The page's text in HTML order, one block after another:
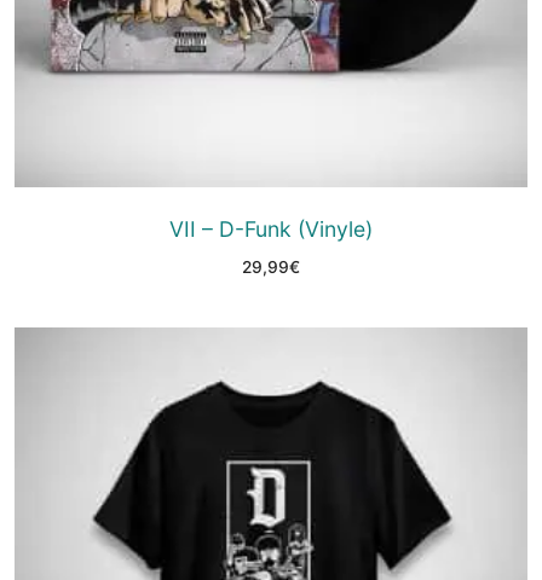
VII – D-Funk (Vinyle)
29,99€